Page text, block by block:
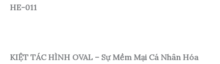
HE-011
KIỆT TÁC HÌNH OVAL – Sự Mềm Mại Cá Nhân Hóa